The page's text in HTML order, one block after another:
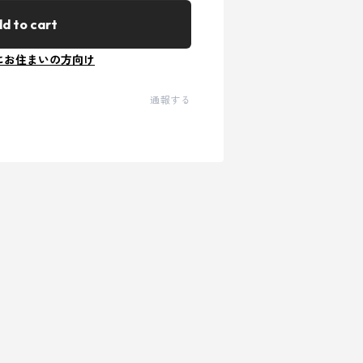
to cart
お住まいの方向け
通報する